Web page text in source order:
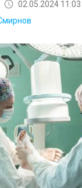
02.05.2024 11:03